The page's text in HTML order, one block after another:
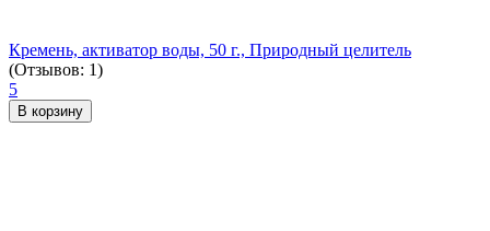
Кремень, активатор воды, 50 г., Природный целитель
(Отзывов: 1)
5
В корзину